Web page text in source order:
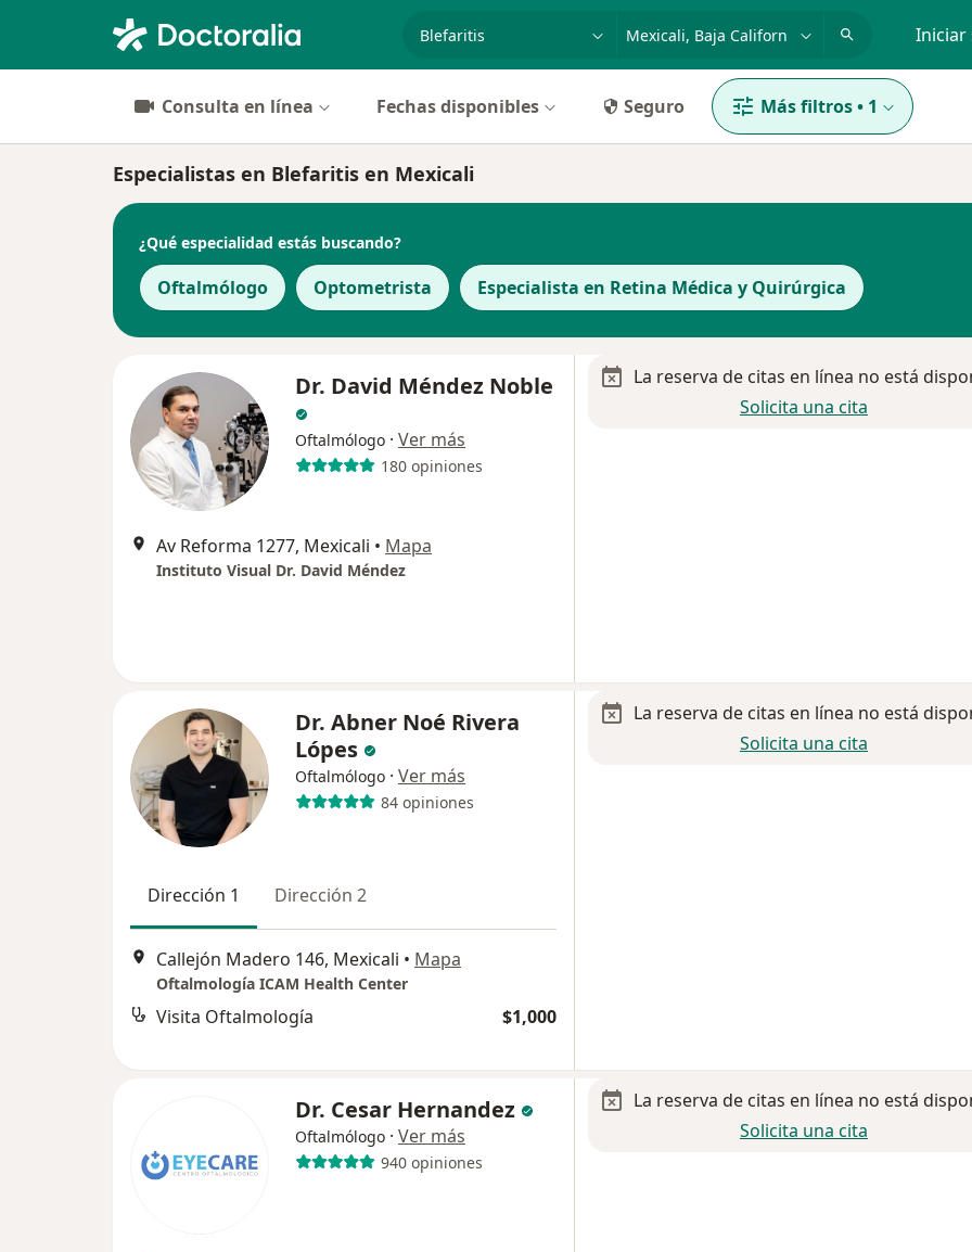
Iniciar
Consulta en línea Fechas disponibles Seguro Más filtros• 1
Especialistas en Blefaritis en Mexicali
¿Qué especialidad estás buscando?
Oftalmólogo Optometrista Especialista en Retina Médica y Quirúrgica
Dr. David Méndez Noble
Oftalmólogo · Ver más
180 opiniones
Av Reforma 1277, Mexicali • Mapa
Instituto Visual Dr. David Méndez
La reserva de citas en línea no está
Solicita una cita
Dr. Abner Noé Rivera
Lópes
Oftalmólogo · Ver más
84 opiniones
Dirección 1 Dirección 2
Callejón Madero 146, Mexicali • Mapa
Oftalmología ICAM Health Center
Visita Oftalmología $1,000
La reserva de citas en línea no está
Solicita una cita
Dr. Cesar Hernandez
Oftalmólogo · Ver más
940 opiniones
La reserva de citas en línea no está
Solicita una cita